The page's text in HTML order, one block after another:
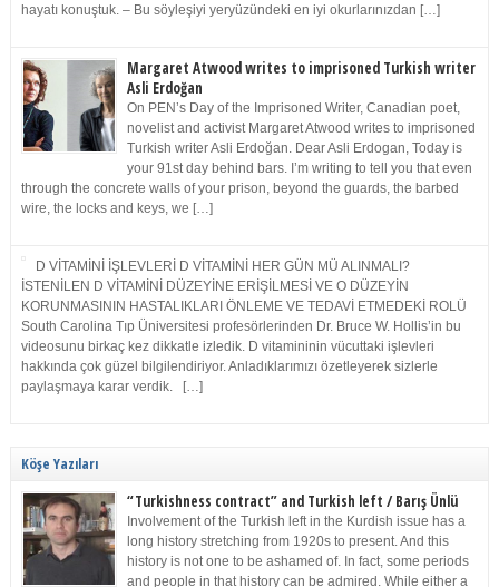
hayatı konuştuk. – Bu söyleşiyi yeryüzündeki en iyi okurlarınızdan […]
Margaret Atwood writes to imprisoned Turkish writer
Asli Erdoğan
On PEN’s Day of the Imprisoned Writer, Canadian poet,
novelist and activist Margaret Atwood writes to imprisoned
Turkish writer Asli Erdoğan. Dear Asli Erdogan, Today is
your 91st day behind bars. I’m writing to tell you that even
through the concrete walls of your prison, beyond the guards, the barbed
wire, the locks and keys, we […]
D VİTAMİNİ İŞLEVLERİ D VİTAMİNİ HER GÜN MÜ ALINMALI?
İSTENİLEN D VİTAMİNİ DÜZEYİNE ERİŞİLMESİ VE O DÜZEYİN
KORUNMASININ HASTALIKLARI ÖNLEME VE TEDAVİ ETMEDEKİ ROLÜ
South Carolina Tıp Üniversitesi profesörlerinden Dr. Bruce W. Hollis’in bu
videosunu birkaç kez dikkatle izledik. D vitamininin vücuttaki işlevleri
hakkında çok güzel bilgilendiriyor. Anladıklarımızı özetleyerek sizlerle
paylaşmaya karar verdik. […]
Köşe Yazıları
“Turkishness contract” and Turkish left / Barış Ünlü
Involvement of the Turkish left in the Kurdish issue has a
long history stretching from 1920s to present. And this
history is not one to be ashamed of. In fact, some periods
and people in that history can be admired. While either a